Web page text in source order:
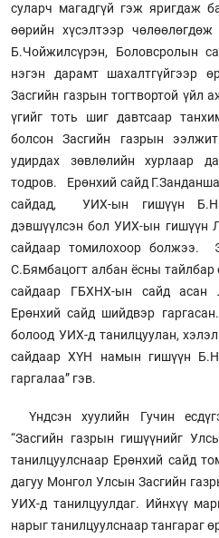
суларч магадгүй гэж яригдаж
өөрийн хүсэлтээр
Б.Чойжилсүрэн, Боловсролын
нэгэн дарамт шахалтгүйгээр
Засгийн газрын тогтвортой үйл
үгийг тоть шиг давтсаар
болсон Засгийн газрын
удирдах зөвлөлийн хурлаар
тодров. Ерөнхий сайд
сайдад, УИХ-ын гишүүн
дэвшүүлсэн бол УИХ-ын гишүүн
сайдаар томилохоор болжээ.
С.Бямбацогт албан ёсны
сайдаар ГБХНХ-ын сайд асан
Ерөнхий сайд шийдвэр
болоод УИХ-д танилцуулан,
сайдаар ХҮН намын гишүүн
гаргалаа” гэв.
Үндсэн хуулийн Гучин
“Засгийн газрын гишүүнийг
танилцуулснаар Ерөнхий сайд
дагуу Монгол Улсын Засгийн
УИХ-д танилцуулдаг. Ийнхүү
нарыг танилцуулснаар тангараг